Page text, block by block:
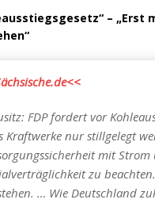
–
FDP fordert vor
Kraftwerke nur stillgelegt
mit
zu
… Wie Deutschland